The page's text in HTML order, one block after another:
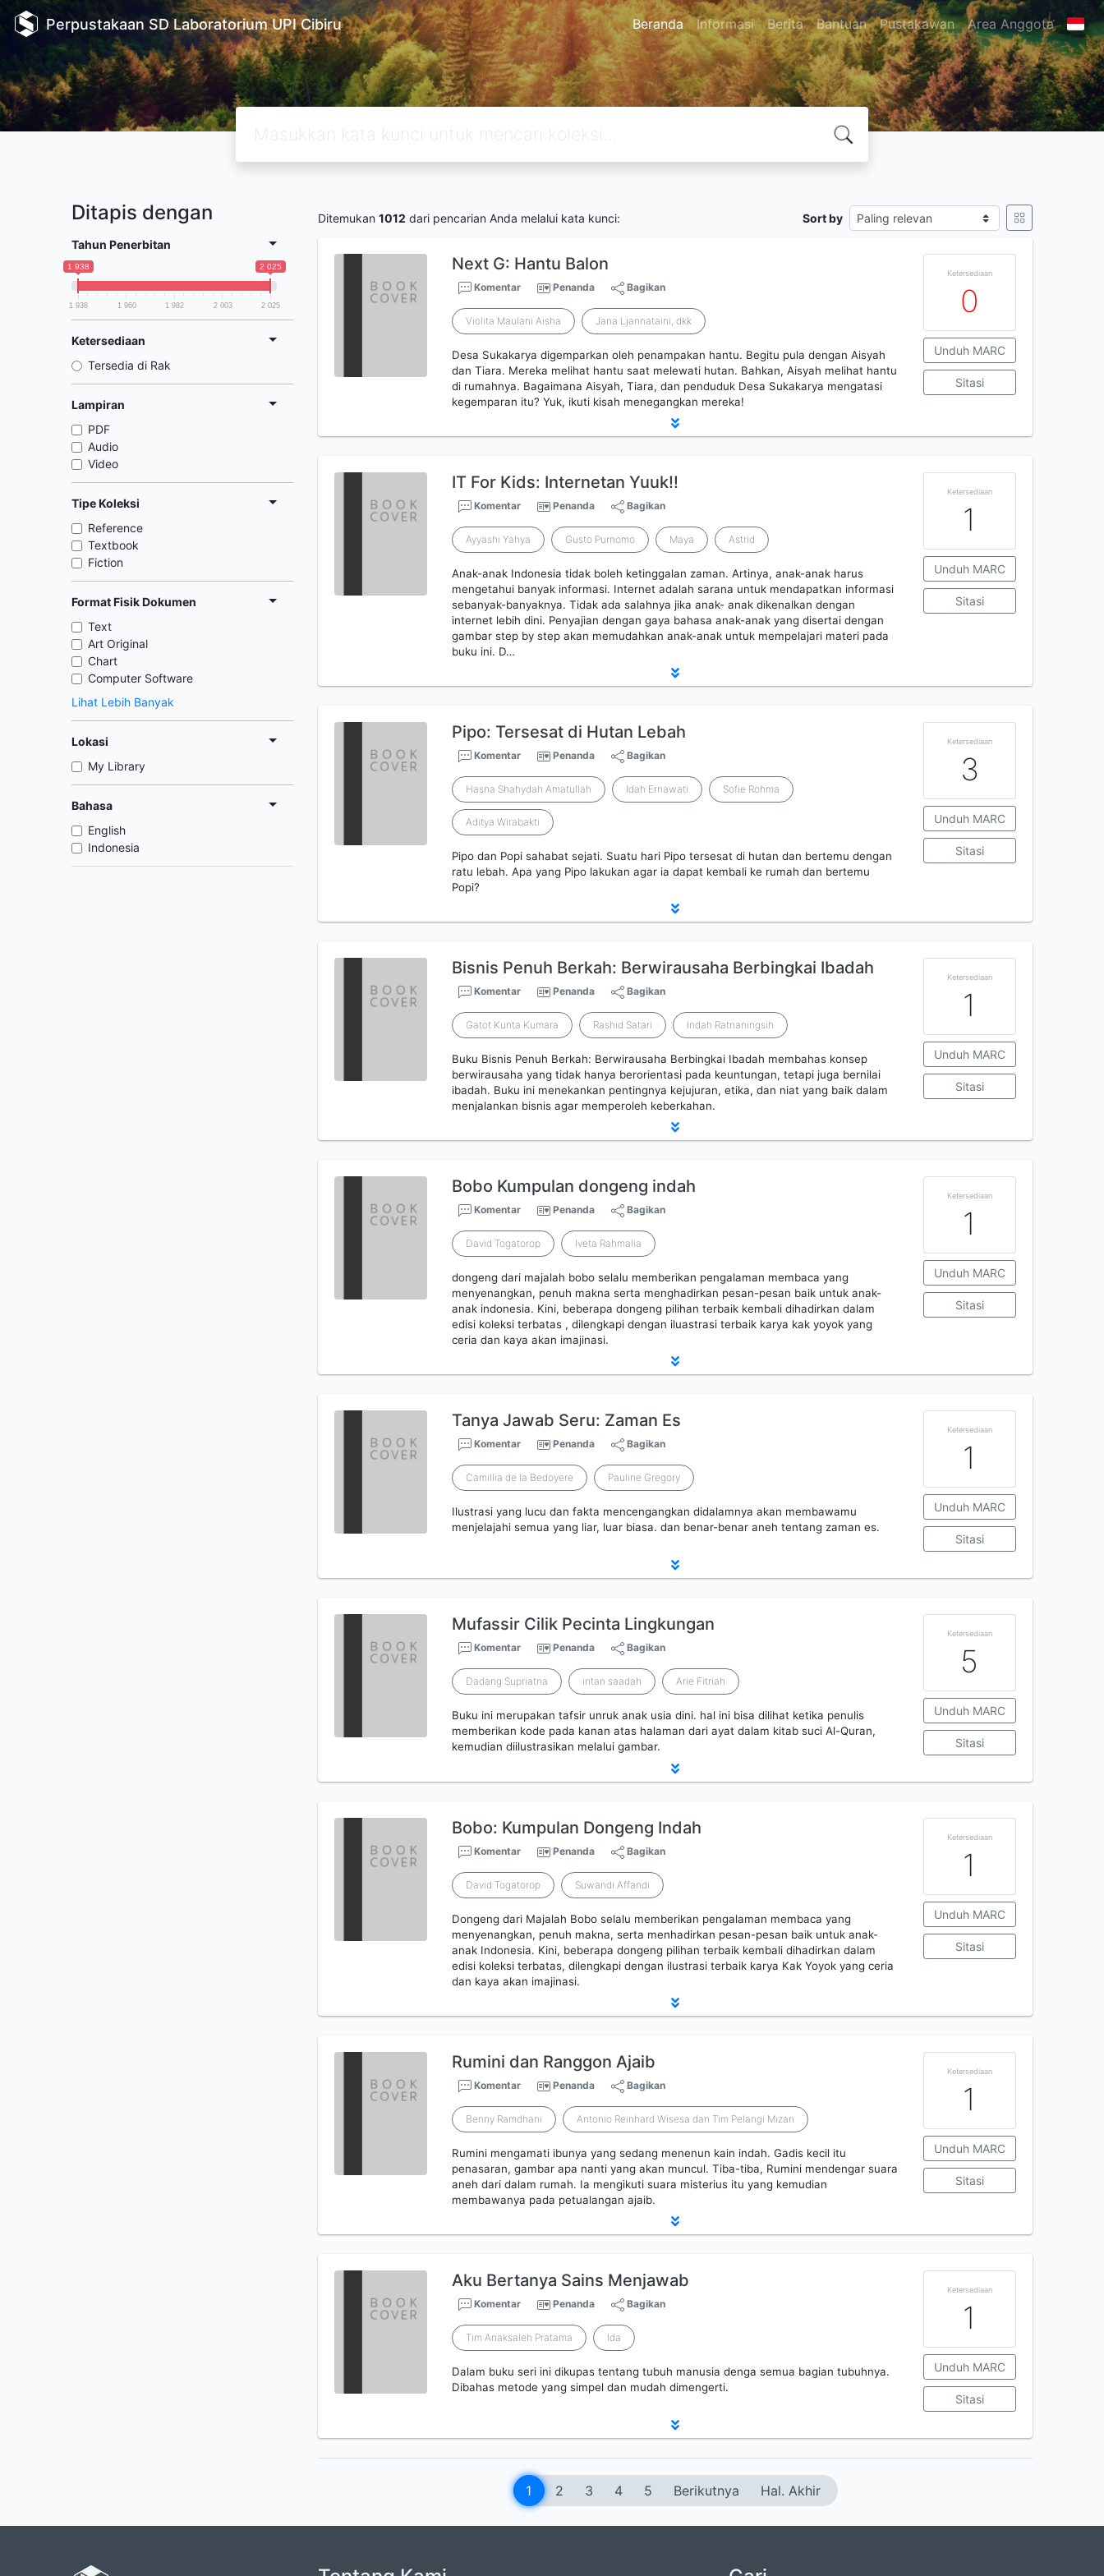
Perpustakaan SD Laboratorium UPI Cibiru Beranda Informasi Berita Bantuan Pustakawan Area Anggota
Ditapis dengan
Tahun Penerbitan
1 938 2 025
1 938 1 960 1 982 2 003 2 025
Ketersediaan
Tersedia di Rak
Lampiran
PDF
Audio
Video
Tipe Koleksi
Reference
Textbook
Fiction
Format Fisik Dokumen
Text
Art Original
Chart
Computer Software
Lihat Lebih Banyak
Lokasi
My Library
Bahasa
English
Indonesia
Ditemukan 1012 dari pencarian Anda melalui kata kunci: Sort by
Next G: Hantu Balon
Komentar Penanda Bagikan
Violita Maulani Aisha Jana Ljannataini, dkk
Desa Sukakarya digemparkan oleh penampakan hantu. Begitu pula dengan Aisyah
dan Tiara. Mereka melihat hantu saat melewati hutan. Bahkan, Aisyah melihat hantu
di rumahnya. Bagaimana Aisyah, Tiara, dan penduduk Desa Sukakarya mengatasi
kegemparan itu? Yuk, ikuti kisah menegangkan mereka!
Ketersediaan
0
Unduh MARC
Sitasi
IT For Kids: Internetan Yuuk!!
Komentar Penanda Bagikan
Ayyashi Yahya Gusto Purnomo Maya Astrid
Anak-anak Indonesia tidak boleh ketinggalan zaman. Artinya, anak-anak harus
mengetahui banyak informasi. Internet adalah sarana untuk mendapatkan informasi
sebanyak-banyaknya. Tidak ada salahnya jika anak- anak dikenalkan dengan
internet lebih dini. Penyajian dengan gaya bahasa anak-anak yang disertai dengan
gambar step by step akan memudahkan anak-anak untuk mempelajari materi pada
buku ini. D…
Ketersediaan
1
Unduh MARC
Sitasi
Pipo: Tersesat di Hutan Lebah
Komentar Penanda Bagikan
Hasna Shahydah Amatullah Idah Ernawati Sofie Rohma
Aditya Wirabakti
Pipo dan Popi sahabat sejati. Suatu hari Pipo tersesat di hutan dan bertemu dengan
ratu lebah. Apa yang Pipo lakukan agar ia dapat kembali ke rumah dan bertemu
Popi?
Ketersediaan
3
Unduh MARC
Sitasi
Bisnis Penuh Berkah: Berwirausaha Berbingkai Ibadah
Komentar Penanda Bagikan
Gatot Kunta Kumara Rashid Satari Indah Ratnaningsih
Buku Bisnis Penuh Berkah: Berwirausaha Berbingkai Ibadah membahas konsep
berwirausaha yang tidak hanya berorientasi pada keuntungan, tetapi juga bernilai
ibadah. Buku ini menekankan pentingnya kejujuran, etika, dan niat yang baik dalam
menjalankan bisnis agar memperoleh keberkahan.
Ketersediaan
1
Unduh MARC
Sitasi
Bobo Kumpulan dongeng indah
Komentar Penanda Bagikan
David Togatorop Iveta Rahmalia
dongeng dari majalah bobo selalu memberikan pengalaman membaca yang
menyenangkan, penuh makna serta menghadirkan pesan-pesan baik untuk anak-
anak indonesia. Kini, beberapa dongeng pilihan terbaik kembali dihadirkan dalam
edisi koleksi terbatas , dilengkapi dengan iluastrasi terbaik karya kak yoyok yang
ceria dan kaya akan imajinasi.
Ketersediaan
1
Unduh MARC
Sitasi
Tanya Jawab Seru: Zaman Es
Komentar Penanda Bagikan
Camillia de Ia Bedoyere Pauline Gregory
Ilustrasi yang lucu dan fakta mencengangkan didalamnya akan membawamu
menjelajahi semua yang liar, luar biasa. dan benar-benar aneh tentang zaman es.
Ketersediaan
1
Unduh MARC
Sitasi
Mufassir Cilik Pecinta Lingkungan
Komentar Penanda Bagikan
Dadang Supriatna intan saadah Arie Fitriah
Buku ini merupakan tafsir unruk anak usia dini. hal ini bisa dilihat ketika penulis
memberikan kode pada kanan atas halaman dari ayat dalam kitab suci Al-Quran,
kemudian diilustrasikan melalui gambar.
Ketersediaan
5
Unduh MARC
Sitasi
Bobo: Kumpulan Dongeng Indah
Komentar Penanda Bagikan
David Togatorop Suwandi Affandi
Dongeng dari Majalah Bobo selalu memberikan pengalaman membaca yang
menyenangkan, penuh makna, serta menhadirkan pesan-pesan baik untuk anak-
anak Indonesia. Kini, beberapa dongeng pilihan terbaik kembali dihadirkan dalam
edisi koleksi terbatas, dilengkapi dengan ilustrasi terbaik karya Kak Yoyok yang ceria
dan kaya akan imajinasi.
Ketersediaan
1
Unduh MARC
Sitasi
Rumini dan Ranggon Ajaib
Komentar Penanda Bagikan
Benny Ramdhani Antonio Reinhard Wisesa dan Tim Pelangi Mizan
Rumini mengamati ibunya yang sedang menenun kain indah. Gadis kecil itu
penasaran, gambar apa nanti yang akan muncul. Tiba-tiba, Rumini mendengar suara
aneh dari dalam rumah. Ia mengikuti suara misterius itu yang kemudian
membawanya pada petualangan ajaib.
Ketersediaan
1
Unduh MARC
Sitasi
Aku Bertanya Sains Menjawab
Komentar Penanda Bagikan
Tim Anaksaleh Pratama Ida
Dalam buku seri ini dikupas tentang tubuh manusia denga semua bagian tubuhnya.
Dibahas metode yang simpel dan mudah dimengerti.
Ketersediaan
1
Unduh MARC
Sitasi
1 2 3 4 5 Berikutnya Hal. Akhir